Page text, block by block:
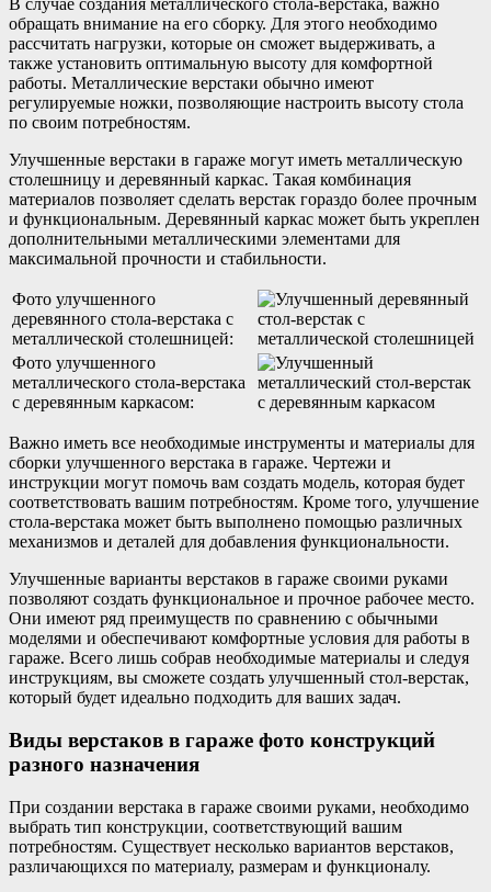
В случае создания металлического стола-верстака, важно
обращать внимание на его сборку. Для этого необходимо
рассчитать нагрузки, которые он сможет выдерживать, а
также установить оптимальную высоту для комфортной
работы. Металлические верстаки обычно имеют
регулируемые ножки, позволяющие настроить высоту стола
по своим потребностям.
Улучшенные верстаки в гараже могут иметь металлическую
столешницу и деревянный каркас. Такая комбинация
материалов позволяет сделать верстак гораздо более прочным
и функциональным. Деревянный каркас может быть укреплен
дополнительными металлическими элементами для
максимальной прочности и стабильности.
Фото улучшенного
деревянного стола-верстака с
металлической столешницей:
Фото улучшенного
металлического стола-верстака
с деревянным каркасом:
Важно иметь все необходимые инструменты и материалы для
сборки улучшенного верстака в гараже. Чертежи и
инструкции могут помочь вам создать модель, которая будет
соответствовать вашим потребностям. Кроме того, улучшение
стола-верстака может быть выполнено помощью различных
механизмов и деталей для добавления функциональности.
Улучшенные варианты верстаков в гараже своими руками
позволяют создать функциональное и прочное рабочее место.
Они имеют ряд преимуществ по сравнению с обычными
моделями и обеспечивают комфортные условия для работы в
гараже. Всего лишь собрав необходимые материалы и следуя
инструкциям, вы сможете создать улучшенный стол-верстак,
который будет идеально подходить для ваших задач.
Виды верстаков в гараже фото конструкций
разного назначения
При создании верстака в гараже своими руками, необходимо
выбрать тип конструкции, соответствующий вашим
потребностям. Существует несколько вариантов верстаков,
различающихся по материалу, размерам и функционалу.